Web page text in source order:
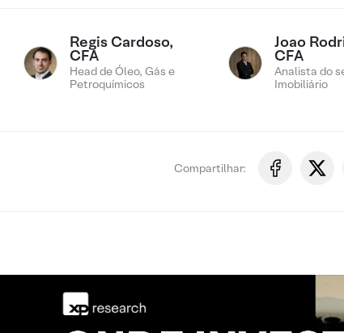
Regis Cardoso,
CFA
Head de Óleo, Gás e
Petroquímicos
Joao
CFA
Analista do
Imobiliário
Compartilhar: